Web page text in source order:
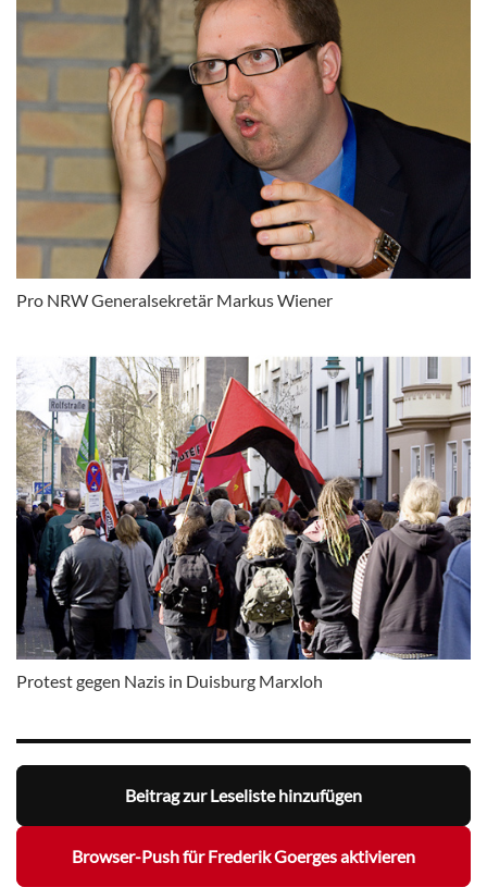
Pro NRW Generalsekretär Markus Wiener
Protest gegen Nazis in Duisburg Marxloh
Beitrag zur Leseliste hinzufügen
Browser-Push für Frederik Goerges aktivieren